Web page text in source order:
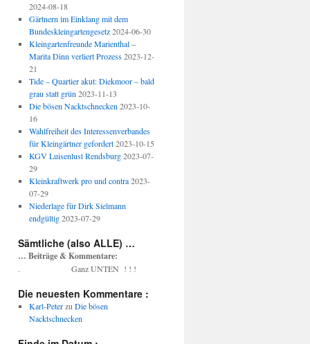
2024-08-18
Gärtnern im Einklang mit dem
Bundeskleingartengesetz 2024-06-30
Kleingartenfreunde Marienthal –
Marita Dinn verliert Prozess 2023-12-
21
Tide – Quartier akut: Diekmoor – bald
grau statt grün 2023-11-13
Die bösen Nacktschnecken 2023-10-
16
Wahlfreiheit des Interessenverbandes
für Kleingärtner gefordert 2023-10-15
KGV Luisenlust Rendsburg 2023-07-
29
Kleinkraftwerk pro und contra 2023-
07-29
Niederlage für Dirk Sielmann
endgültig 2023-07-29
Sämtliche (also ALLE) …
… Beiträge & Kommentare:
. Ganz UNTEN ! ! !
Die neuesten Kommentare :
Karl-Peterzu Die bösen
Nacktschnecken